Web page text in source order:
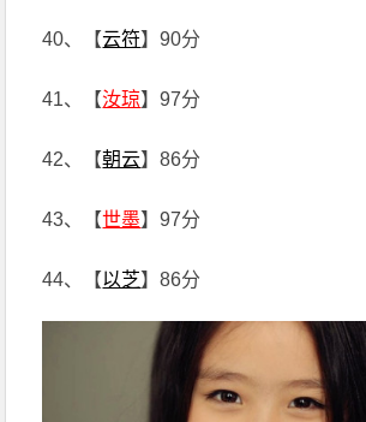
40、【云符】90分
41、【汝琼】97分
42、【朝云】86分
43、【世墨】97分
44、【以芝】86分